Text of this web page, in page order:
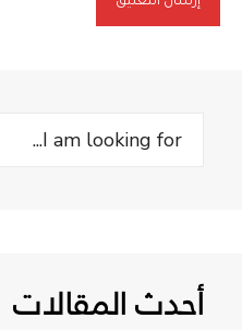
Search
أحدث المقالات